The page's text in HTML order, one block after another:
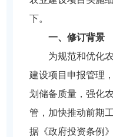
下。
一、修订背景
为规范和优化
建设项目申报管理
划储备质量，强化
管，加快推动前期
据《政府投资条例